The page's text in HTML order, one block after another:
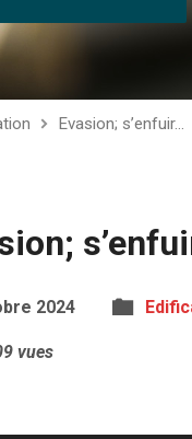
Evasion; s’enfuir…
2024
vues